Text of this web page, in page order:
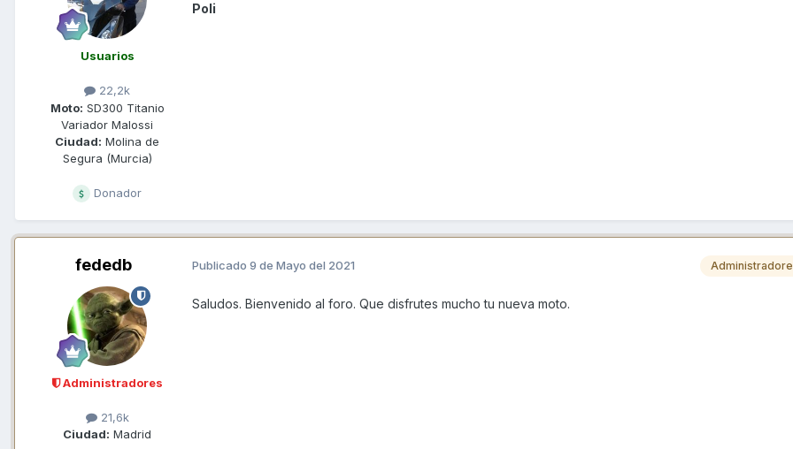
Usuarios
22,2k
Moto: SD300 Titanio
Variador Malossi
Ciudad: Molina de
Segura (Murcia)
Donador
Poli
fededb
Administradores
21,6k
Ciudad: Madrid
Publicado 9 de Mayo del 2021
Saludos. Bienvenido al foro. Que disfrutes mucho tu nueva moto.